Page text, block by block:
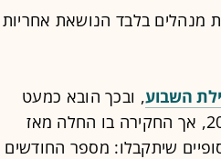
מנהלים בלבד הנושאת אחריות
השבוע, ובכך הובא כמעט
לידי סיום תיק שכאמור מתנהל בבית המשפט מאז 2012, אך החקירה בו החלה מאז
שיתקבלו: מספר החודשים